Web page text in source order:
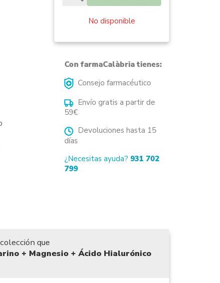
No disponible
Con farmaCalàbria tienes:
Consejo farmacéutico
Envío gratis a partir de
59€
Devoluciones hasta 15
días
¿Necesitas ayuda? 931 702
799
que
+ Magnesio + Ácido Hialurónico